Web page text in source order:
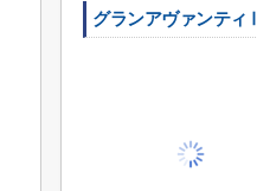
グランアヴァンティⅡ